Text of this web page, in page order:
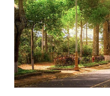
khả năng cung cấp
những ai khó ngủ, đặt
để có một giấc ngủ
tùng Cây tuyết tùng có
Himalaya...